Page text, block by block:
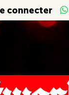
connecter